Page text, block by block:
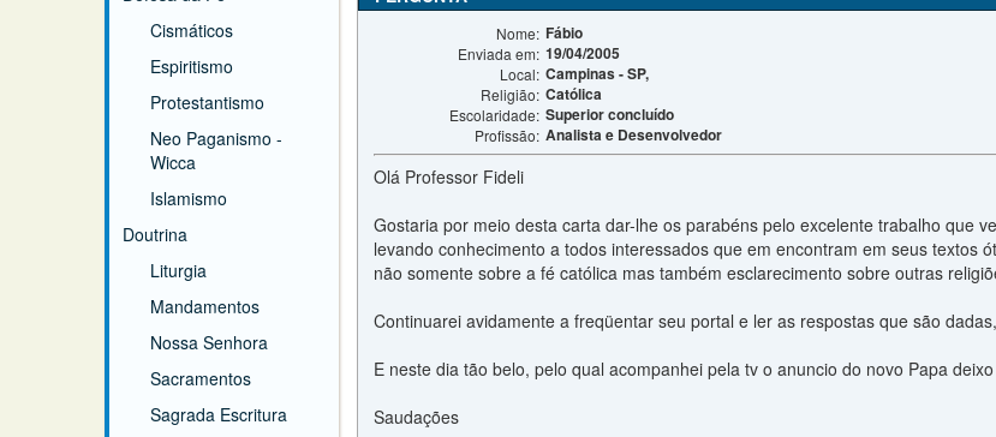
Cismáticos
Espiritismo
Protestantismo
Neo Paganismo -
Wicca
Islamismo
Doutrina
Liturgia
Mandamentos
Nossa Senhora
Sacramentos
Sagrada Escritura
Nome: Fábio
Enviada em: 19/04/2005
Local: Campinas - SP,
Religião: Católica
Escolaridade: Superior concluído
Profissão: Analista e Desenvolvedor
Olá Professor Fideli
Gostaria por meio desta carta dar-lhe os parabéns pelo excelente trabalho que
levando conhecimento a todos interessados que em encontram em seus textos
não somente sobre a fé católica mas também esclarecimento sobre outras
Continuarei avidamente a freqüentar seu portal e ler as respostas que são
E neste dia tão belo, pelo qual acompanhei pela tv o anuncio do novo Papa
Saudações